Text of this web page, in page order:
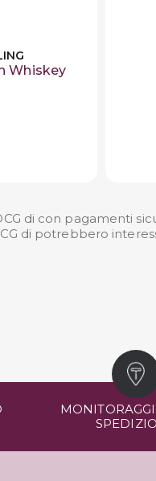
Whiskey
di con pagamenti
di potrebbero